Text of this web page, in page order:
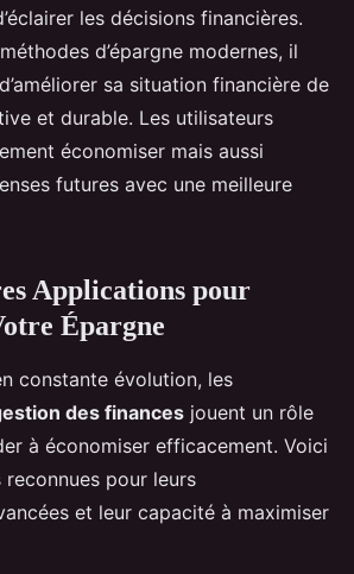
les décisions financières.
d’épargne modernes, il
sa situation financière de
et durable. Les utilisateurs
économiser mais aussi
futures avec une meilleure
Applications pour
Épargne
constante évolution, les
des finances jouent un rôle
à économiser efficacement. Voici
pour leurs
et leur capacité à maximiser